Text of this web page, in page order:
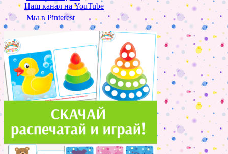
Наш канал на YouTube
Мы в Pinterest